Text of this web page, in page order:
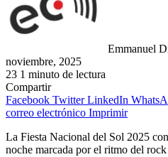
Emmanuel
noviembre, 2025
23 1 minuto de lectura
Compartir
Facebook Twitter LinkedIn
correo electrónico Imprimir
La Fiesta Nacional del Sol 2025
noche marcada por el ritmo del